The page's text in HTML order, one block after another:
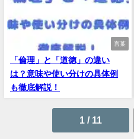
言葉
「倫理」と「道徳」の違い
は？意味や使い分けの具体例
も徹底解説！
1 / 11